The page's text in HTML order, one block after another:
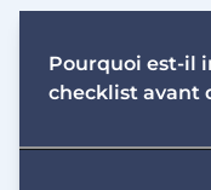
Pourquoi est-il
checklist avant